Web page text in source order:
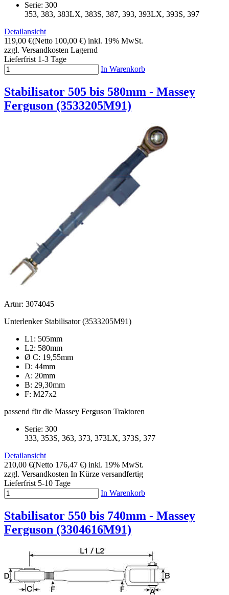
Serie: 300
353, 383, 383LX, 383S, 387, 393, 393LX, 393S, 397
Detailansicht
119,00 €(Netto 100,00 €) inkl. 19% MwSt.
zzgl. Versandkosten Lagernd
Lieferfrist 1-3 Tage
In Warenkorb
Stabilisator 505 bis 580mm - Massey
Ferguson (3533205M91)
Artnr: 3074045
Unterlenker Stabilisator (3533205M91)
L1: 505mm
L2: 580mm
Ø C: 19,55mm
D: 44mm
A: 20mm
B: 29,30mm
F: M27x2
passend für die Massey Ferguson Traktoren
Serie: 300
333, 353S, 363, 373, 373LX, 373S, 377
Detailansicht
210,00 €(Netto 176,47 €) inkl. 19% MwSt.
zzgl. Versandkosten In Kürze versandfertig
Lieferfrist 5-10 Tage
In Warenkorb
Stabilisator 550 bis 740mm - Massey
Ferguson (3304616M91)